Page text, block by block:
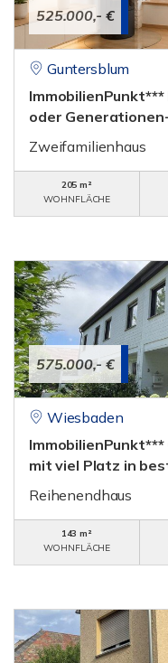
525.000,- €
Guntersblum
ImmobilienPunkt***
oder
Zweifamilienhaus
205 m²
WOHNFLÄCHE
575.000,- €
Wiesbaden
mit viel Platz in
Reihenendhaus
143 m²
WOHNFLÄCHE